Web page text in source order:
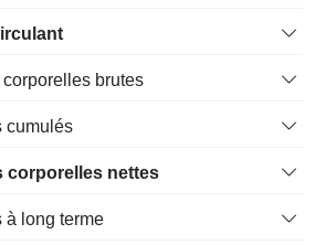
brutes
cumulés
corporelles nettes
à long terme